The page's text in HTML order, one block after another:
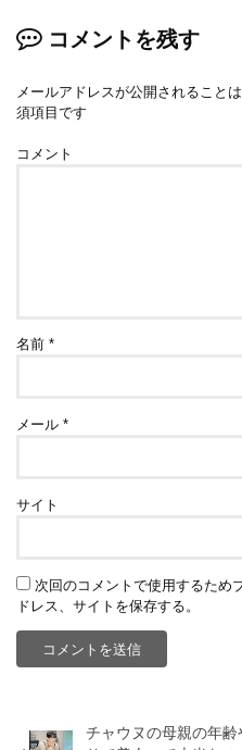
コメントを残す
メールアドレスが公開されることは
須項目です
コメント
名前*
メール*
サイト
次回のコメントで使用するため
ドレス、サイトを保存する。
チャウヌの母親の年齢